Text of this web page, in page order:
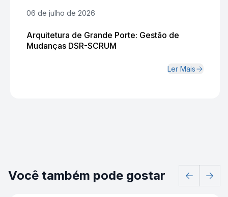
06 de julho de 2026
Arquitetura de Grande Porte: Gestão de
Mudanças DSR-SCRUM
Ler Mais
Você também pode gostar